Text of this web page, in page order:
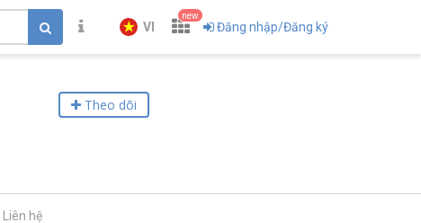
VI
new
Đăng nhập/Đăng ký
Theo dõi
Liên hệ